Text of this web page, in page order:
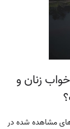
زنان و
مشاهده شده در